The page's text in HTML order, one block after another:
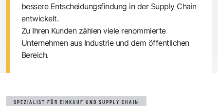
bessere Entscheidungsfindung in der Supply Chain
entwickelt.
Zu Ihren Kunden zählen viele renommierte
Unternehmen aus Industrie und dem öffentlichen
Bereich.
SPEZIALIST FÜR EINKAUF UND SUPPLY CHAIN